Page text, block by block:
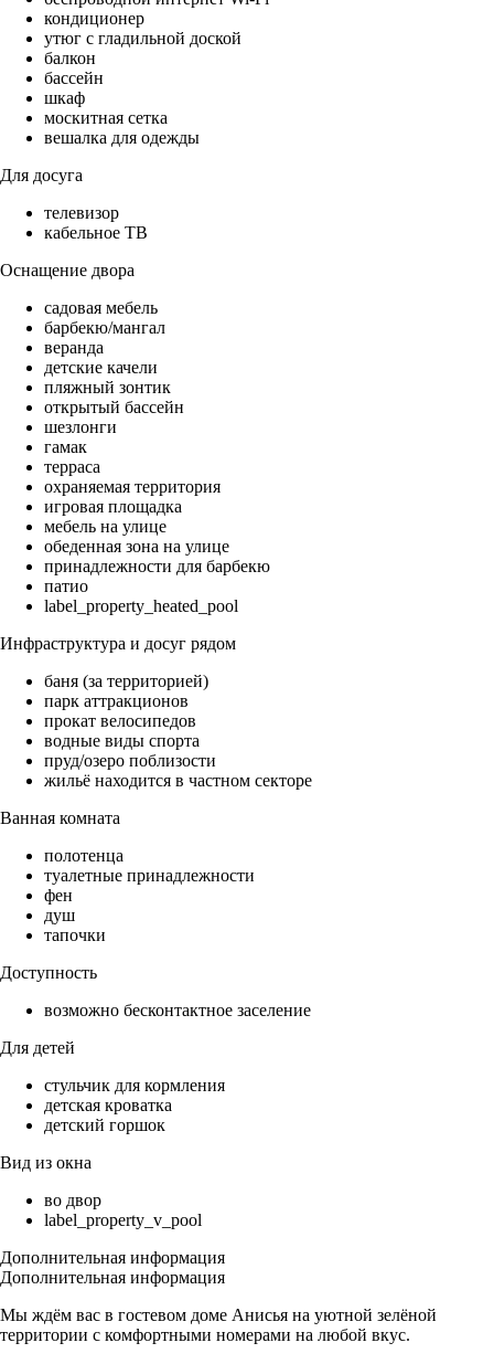
кондиционер
утюг с гладильной доской
балкон
бассейн
шкаф
москитная сетка
вешалка для одежды
Для досуга
телевизор
кабельное ТВ
Оснащение двора
садовая мебель
барбекю/мангал
веранда
детские качели
пляжный зонтик
открытый бассейн
шезлонги
гамак
терраса
охраняемая территория
игровая площадка
мебель на улице
обеденная зона на улице
принадлежности для барбекю
патио
label_property_heated_pool
Инфраструктура и досуг рядом
баня (за территорией)
парк аттракционов
прокат велосипедов
водные виды спорта
пруд/озеро поблизости
жильё находится в частном секторе
Ванная комната
полотенца
туалетные принадлежности
фен
душ
тапочки
Доступность
возможно бесконтактное заселение
Для детей
стульчик для кормления
детская кроватка
детский горшок
Вид из окна
во двор
label_property_v_pool
Дополнительная информация
Дополнительная информация
Мы ждём вас в гостевом доме Анисья на уютной зелёной
территории с комфортными номерами на любой вкус.